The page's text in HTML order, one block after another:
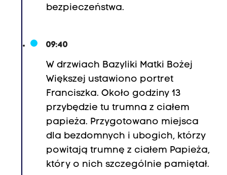
bezpieczeństwa.
09:40
W drzwiach Bazyliki Matki Bożej
Większej ustawiono portret
Franciszka. Około godziny 13
przybędzie tu trumna z ciałem
papieża. Przygotowano miejsca
dla bezdomnych i ubogich, którzy
powitają trumnę z ciałem Papieża,
który o nich szczególnie pamiętał.